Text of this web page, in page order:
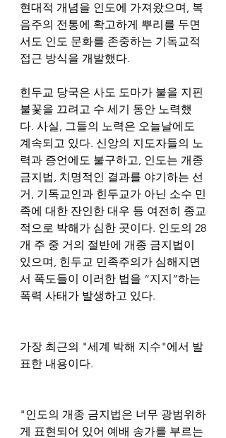
현대적 개념을 인도에 가져왔으며, 복
음주의 전통에 확고하게 뿌리를 두면
서도 인도 문화를 존중하는 기독교적
접근 방식을 개발했다.
힌두교 당국은 사도 도마가 불을 지핀
불꽃을 끄려고 수 세기 동안 노력했
다. 사실, 그들의 노력은 오늘날에도
계속되고 있다. 신앙의 지도자들의 노
력과 증언에도 불구하고, 인도는 개종
금지법, 치명적인 결과를 야기하는 선
거, 기독교인과 힌두교가 아닌 소수 민
족에 대한 잔인한 대우 등 여전히 종교
적으로 박해가 심한 곳이다. 인도의 28
개 주 중 거의 절반에 개종 금지법이
있으며, 힌두교 민족주의가 심해지면
서 폭도들이 이러한 법을 “지지”하는
폭력 사태가 발생하고 있다.
가장 최근의 "세계 박해 지수"에서 발
표한 내용이다.
"인도의 개종 금지법은 너무 광범위하
게 표현되어 있어 예배 송가를 부르는